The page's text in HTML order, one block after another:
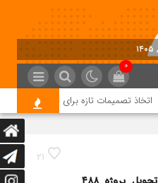
0
اتخاذ تصمیمات تازه برای تسریع در روند
21